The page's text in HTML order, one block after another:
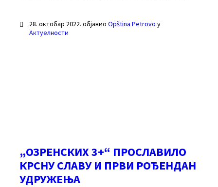
28. октобар 2022. објавио Opština Petrovo у
Актуелности
„ОЗРЕНСКИХ 3+“ ПРОСЛАВИЛО
КРСНУ СЛАВУ И ПРВИ РОЂЕНДАН
УДРУЖЕЊА